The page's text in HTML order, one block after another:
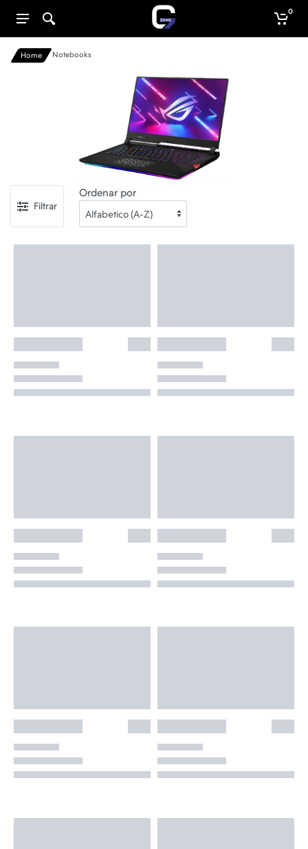
0
Home Notebooks
Filtrar
Ordenar por